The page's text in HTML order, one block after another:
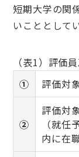
短期大学の関
いこととして
（表1）評価
①
評価対
②
評価対
（就
内に在